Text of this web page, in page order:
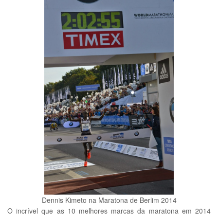
Dennis Kimeto na Maratona de Berlim 2014
O incrível que as 10 melhores marcas da maratona em 2014